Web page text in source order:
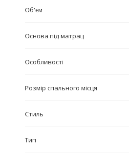
Об'єм
Основа під матрац
Особливості
Розмір спального місця
Стиль
Тип